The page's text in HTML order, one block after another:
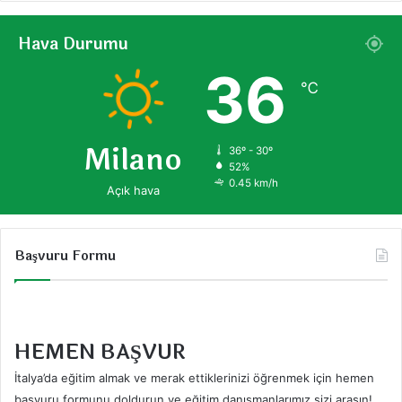
Hava Durumu
Milano
Açık hava
36 ℃
36º - 30º
52%
0.45 km/h
Başvuru Formu
HEMEN BAŞVUR
İtalya’da eğitim almak ve merak ettiklerinizi öğrenmek için hemen